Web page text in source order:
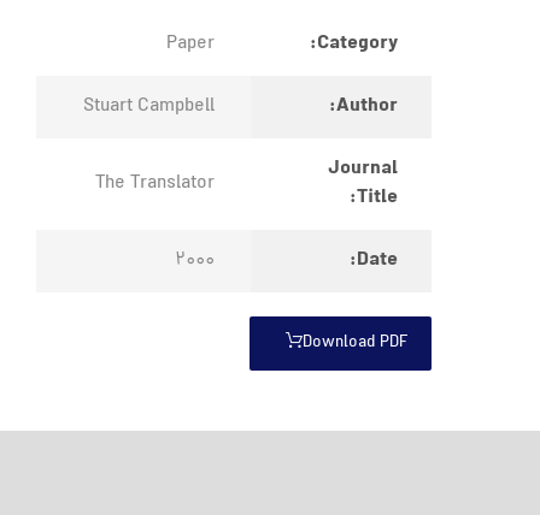
Category:
Paper
Author:
Stuart Campbell
Journal
Title:
The Translator
Date:
2000
Download PDF